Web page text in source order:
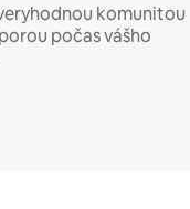
komunitou
počas vášho